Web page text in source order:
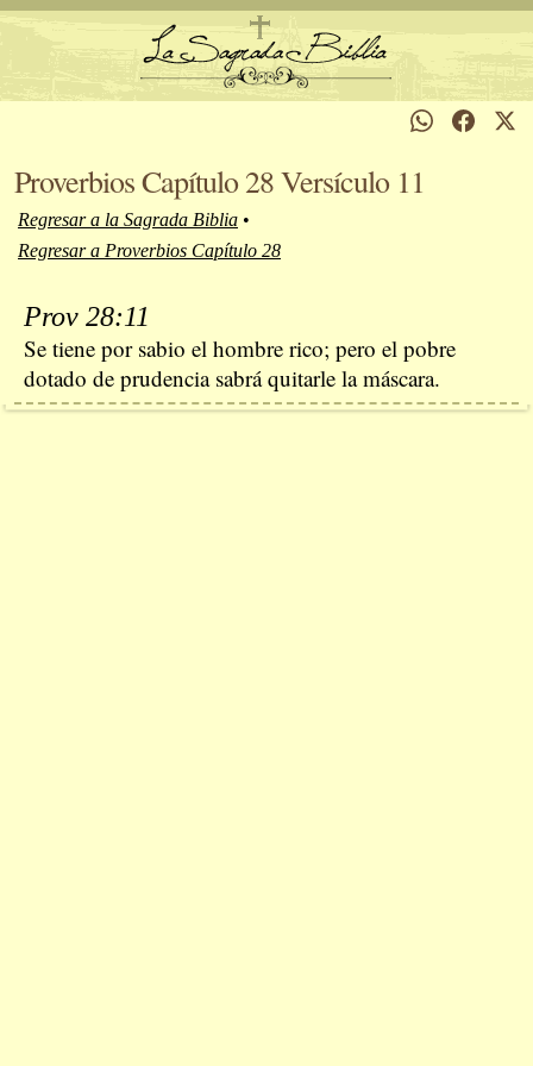
Proverbios Capítulo 28 Versículo 11
Regresar a la Sagrada Biblia •
Regresar a Proverbios Capítulo 28
Prov 28:11
Se tiene por sabio el hombre rico; pero el pobre
dotado de prudencia sabrá quitarle la máscara.